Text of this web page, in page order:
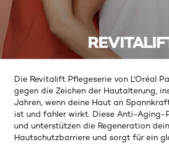
Die Revitalift Pflegeserie von L'Oréal
gegen die Zeichen der Hautalterung,
Jahren, wenn deine Haut an
ist und fahler wirkt. Diese Anti-Aging-
und unterstützen die Regeneration
Hautschutzbarriere und sorgt für ein